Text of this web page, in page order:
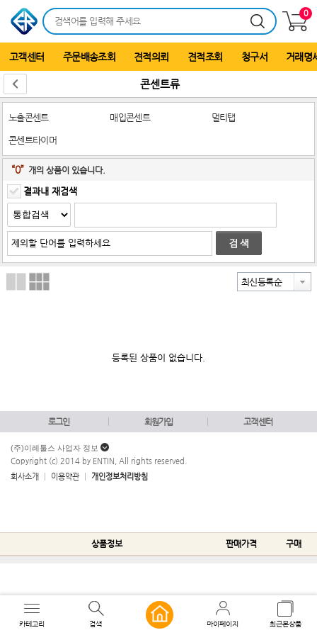
0
고객센터 주문배송조회 견적의뢰 견적조회 청구서 거래명
카테고리 검색 마이페이지 최근본상품
콘센트류
노출콘센트 매입콘센트 멀티탭
콘센트타이머
“0” 개의 상품이 있습니다.
결과내 재검색
최신등록순
등록된 상품이 없습니다.
로그인 회원가입 고객센터
(주)이레툴스 사업자 정보
Copyright (c) 2014 by ENTIN, All rights reserved.
회사소개
이용약관 개인정보처리방침
상품정보 판매가격 구매